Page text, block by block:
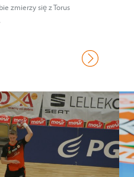
zmierzy się z Torus